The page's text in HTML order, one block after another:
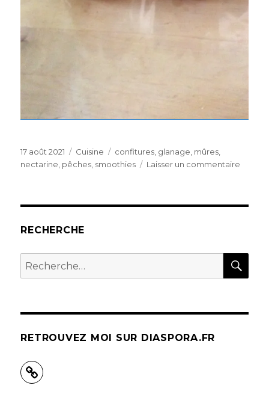
Publié
le
17 août 2021 Catégories
Cuisine Étiquettes
confitures, glanage, mûres,
nectarine, pêches, smoothies Laisser un commentaire
RECHERCHE
Recherche
pour :
RETROUVEZ MOI SUR DIASPORA.FR